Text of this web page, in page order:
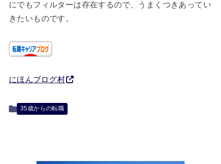
にでもフィルターは存在するので、うまくつきあってい
きたいものです。
にほんブログ村
35歳からの転職